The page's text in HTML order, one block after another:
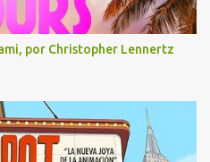
por Christopher Lennertz